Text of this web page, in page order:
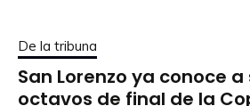
De la tribuna
San Lorenzo ya conoce
octavos de final de la